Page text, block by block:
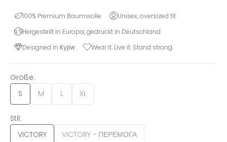
100% Premium Baumwolle
Unisex, oversized fit
Hergestellt in Europa, gedruckt in Deutschland
Designed in Kyjiw Wear it. Live it. Stand strong.
Größe:
S
M L XL
Stil:
VICTORY
VICTORY - ПЕРЕМОГА